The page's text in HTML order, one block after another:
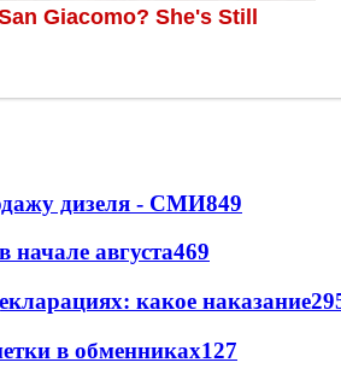
дизеля - СМИ849
августа469
какое наказание
в обменниках127